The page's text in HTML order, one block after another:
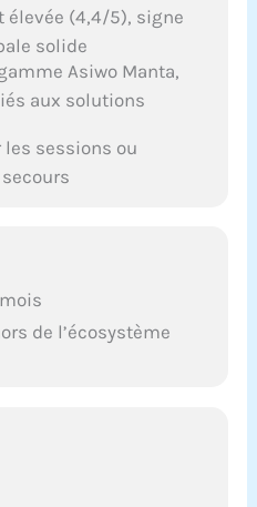
(4,4/5), signe
solide
Asiwo Manta,
aux solutions
sessions ou
de l’écosystème